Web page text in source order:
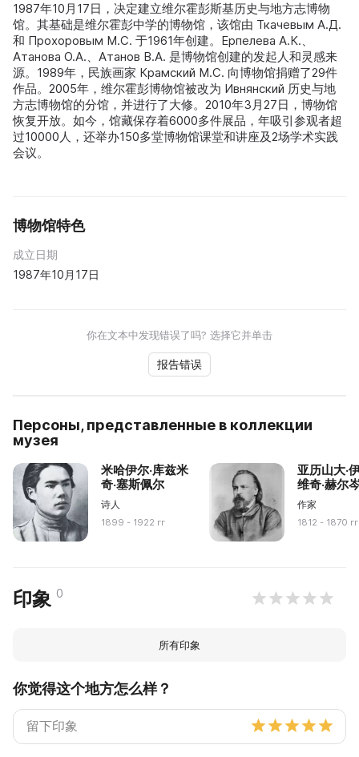
1987年10月17日，决定建立维尔霍彭斯基历史与地方志博物
馆。其基础是维尔霍彭中学的博物馆，该馆由 Ткачевым А.Д.
和 Прохоровым М.С. 于1961年创建。Ерпелева А.К.、
Атанова О.А.、Атанов В.А. 是博物馆创建的发起人和灵感来
源。1989年，民族画家 Крамский М.С. 向博物馆捐赠了29件
作品。2005年，维尔霍彭博物馆被改为 Ивнянский 历史与地
方志博物馆的分馆，并进行了大修。2010年3月27日，博物馆
恢复开放。如今，馆藏保存着6000多件展品，年吸引参观者超
过10000人，还举办150多堂博物馆课堂和讲座及2场学术实践
会议。
博物馆特色
成立日期
1987年10月17日
你在文本中发现错误了吗? 选择它并单击
报告错误
Персоны, представленные в коллекции
музея
米哈伊尔·库兹米
奇·塞斯佩尔
诗人
1899 - 1922 гг
亚历山大·
维奇·赫尔
作家
1812 - 1870 гг
印象 0
所有印象
你觉得这个地方怎么样？